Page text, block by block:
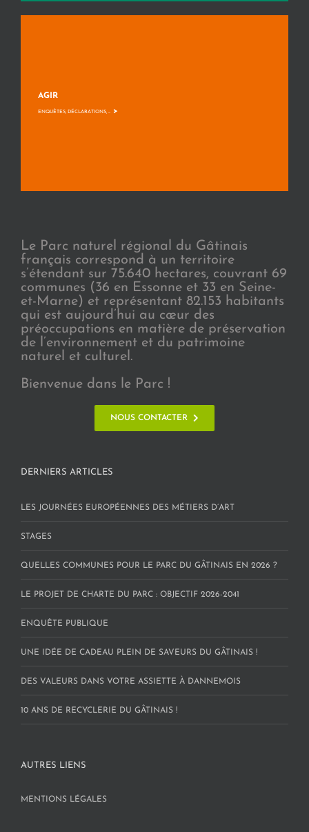
AGIR
ENQUÊTES, DÉCLARATIONS, ... >
Le Parc naturel régional du Gâtinais
français correspond à un territoire
s’étendant sur 75.640 hectares, couvrant 69
communes (36 en Essonne et 33 en Seine-
et-Marne) et représentant 82.153 habitants
qui est aujourd’hui au cœur des
préoccupations en matière de préservation
de l’environnement et du patrimoine
naturel et culturel.
Bienvenue dans le Parc !
NOUS CONTACTER
DERNIERS ARTICLES
LES JOURNÉES EUROPÉENNES DES MÉTIERS D’ART
STAGES
QUELLES COMMUNES POUR LE PARC DU GÂTINAIS EN 2026 ?
LE PROJET DE CHARTE DU PARC : OBJECTIF 2026-2041
ENQUÊTE PUBLIQUE
UNE IDÉE DE CADEAU PLEIN DE SAVEURS DU GÂTINAIS !
DES VALEURS DANS VOTRE ASSIETTE À DANNEMOIS
10 ANS DE RECYCLERIE DU GÂTINAIS !
AUTRES LIENS
MENTIONS LÉGALES